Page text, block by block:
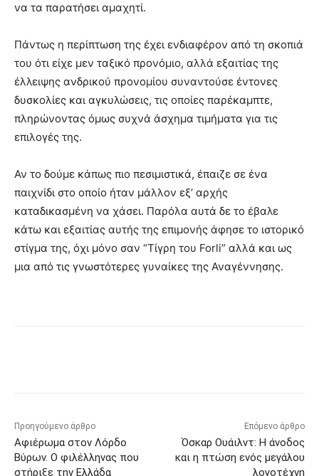
να τα παρατήσει αμαχητί.
Πάντως η περίπτωση της έχει ενδιαφέρον από τη σκοπιά
του ότι είχε μεν ταξικό προνόμιο, αλλά εξαιτίας της
έλλειψης ανδρικού προνομίου συναντούσε έντονες
δυσκολίες και αγκυλώσεις, τις οποίες παρέκαμπτε,
πληρώνοντας όμως συχνά άσχημα τιμήματα για τις
επιλογές της.
Αν το δούμε κάπως πιο πεσιμιστικά, έπαιζε σε ένα
παιχνίδι στο οποίο ήταν μάλλον εξ’ αρχής
καταδικασμένη να χάσει. Παρόλα αυτά δε το έβαλε
κάτω και εξαιτίας αυτής της επιμονής άφησε το ιστορικό
στίγμα της, όχι μόνο σαν “Τίγρη του Forli” αλλά και ως
μια από τις γνωστότερες γυναίκες της Αναγέννησης.
Προηγούμενο άρθρο
Αφιέρωμα στον Λόρδο
Βύρων. Ο φιλέλληνας που
στήριξε την Ελλάδα
Επόμενο άρθρο
Όσκαρ Ουάιλντ: Η άνοδος
και η πτώση ενός μεγάλου
λογοτέχνη